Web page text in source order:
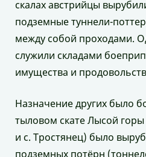
скалах австрийцы
подземные туннели-
между собой проходами.
служили складами
имущества и
Назначение других было
тыловом скате Лысой
и с. Тростянец) было
подземных потёрн